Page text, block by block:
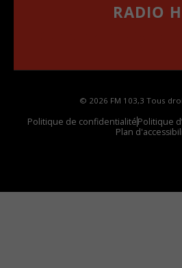
RADIO
© 2026 FM 103,3 Tous
Politique de confidentialitéPolitique
Plan